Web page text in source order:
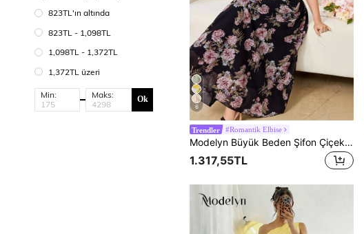
823TL'ın altında
823TL - 1,098TL
1,098TL - 1,372TL
1,372TL üzeri
Min: Maks: Ok
6
Trendler #Romantik Elbise
Modelyn Büyük Beden Şifon Çiçek Desenli Balon Kollu A Kesim Midi Elbise, Regular Fit, İlkbahar/Yaz
1.317,55TL